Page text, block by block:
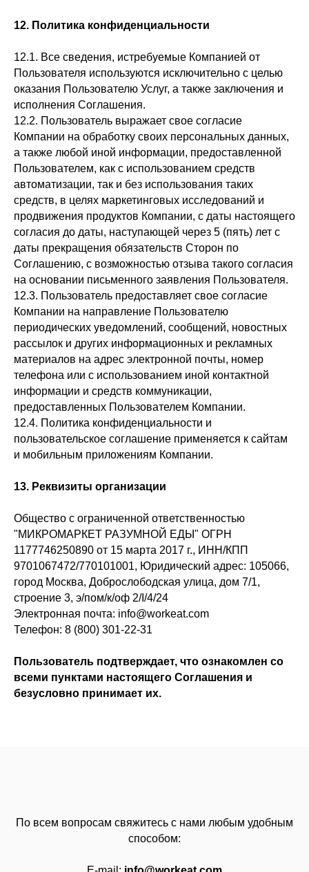
12. Политика конфиденциальности
12.1. Все сведения, истребуемые Компанией от
Пользователя используются исключительно с целью
оказания Пользователю Услуг, а также заключения и
исполнения Соглашения.
12.2. Пользователь выражает свое согласие
Компании на обработку своих персональных данных,
а также любой иной информации, предоставленной
Пользователем, как с использованием средств
автоматизации, так и без использования таких
средств, в целях маркетинговых исследований и
продвижения продуктов Компании, с даты настоящего
согласия до даты, наступающей через 5 (пять) лет с
даты прекращения обязательств Сторон по
Соглашению, с возможностью отзыва такого согласия
на основании письменного заявления Пользователя.
12.3. Пользователь предоставляет свое согласие
Компании на направление Пользователю
периодических уведомлений, сообщений, новостных
рассылок и других информационных и рекламных
материалов на адрес электронной почты, номер
телефона или с использованием иной контактной
информации и средств коммуникации,
предоставленных Пользователем Компании.
12.4. Политика конфиденциальности и
пользовательское соглашение применяется к сайтам
и мобильным приложениям Компании.
13. Реквизиты организации
Общество с ограниченной ответственностью
"МИКРОМАРКЕТ РАЗУМНОЙ ЕДЫ" ОГРН
1177746250890 от 15 марта 2017 г., ИНН/КПП
9701067472/770101001, Юридический адрес: 105066,
город Москва, Доброслободская улица, дом 7/1,
строение 3, э/пом/к/оф 2/I/4/24
Электронная почта: info@workeat.com
Телефон: 8 (800) 301-22-31
Пользователь подтверждает, что ознакомлен со
всеми пунктами настоящего Соглашения и
безусловно принимает их.
По всем вопросам свяжитесь с нами любым удобным
способом: